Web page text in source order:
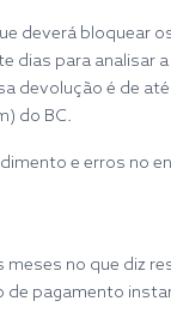
deverá bloquear
dias para analisar
devolução é de
do BC.
e erros no
no que diz
pagamento